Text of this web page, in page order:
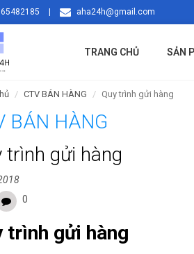
aha24h@gmail.com
TRANG CHỦ SẢN
CTV BÁN HÀNG Quy trình gửi hàng
BÁN HÀNG
trình gửi hàng
0
trình gửi hàng